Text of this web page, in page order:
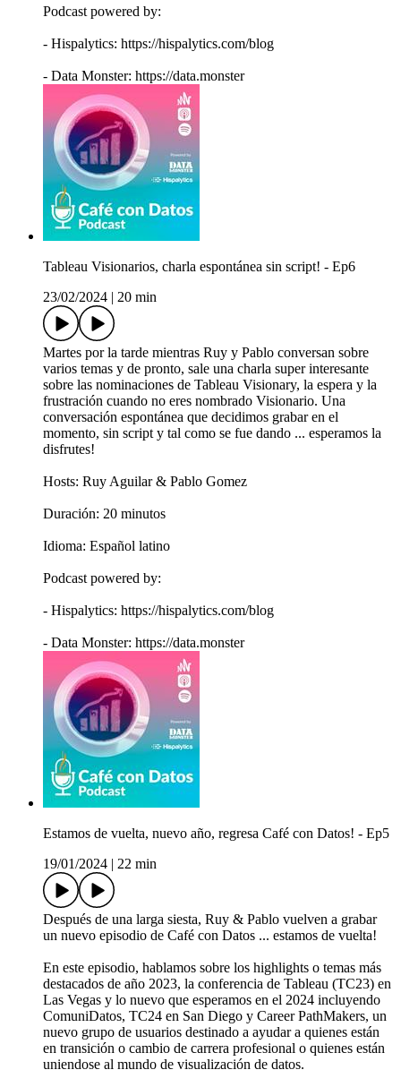
Podcast powered by:
- Hispalytics: https://hispalytics.com/blog
- Data Monster: https://data.monster
Tableau Visionarios, charla espontánea sin script! - Ep6
23/02/2024
20 min
Martes por la tarde mientras Ruy y Pablo conversan sobre
varios temas y de pronto, sale una charla super interesante
sobre las nominaciones de Tableau Visionary, la espera y la
frustración cuando no eres nombrado Visionario. Una
conversación espontánea que decidimos grabar en el
momento, sin script y tal como se fue dando ... esperamos la
disfrutes!
Hosts: Ruy Aguilar & Pablo Gomez
Duración: 20 minutos
Idioma: Español latino
Podcast powered by:
- Hispalytics: https://hispalytics.com/blog
- Data Monster: https://data.monster
Estamos de vuelta, nuevo año, regresa Café con Datos! - Ep5
19/01/2024
22 min
Después de una larga siesta, Ruy & Pablo vuelven a grabar
un nuevo episodio de Café con Datos ... estamos de vuelta!
En este episodio, hablamos sobre los highlights o temas más
destacados de año 2023, la conferencia de Tableau (TC23) en
Las Vegas y lo nuevo que esperamos en el 2024 incluyendo
ComuniDatos, TC24 en San Diego y Career PathMakers, un
nuevo grupo de usuarios destinado a ayudar a quienes están
en transición o cambio de carrera profesional o quienes están
uniendose al mundo de visualización de datos.